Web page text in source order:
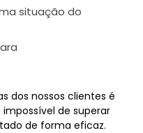
situação do
dos nossos clientes é
de superar
de forma eficaz.